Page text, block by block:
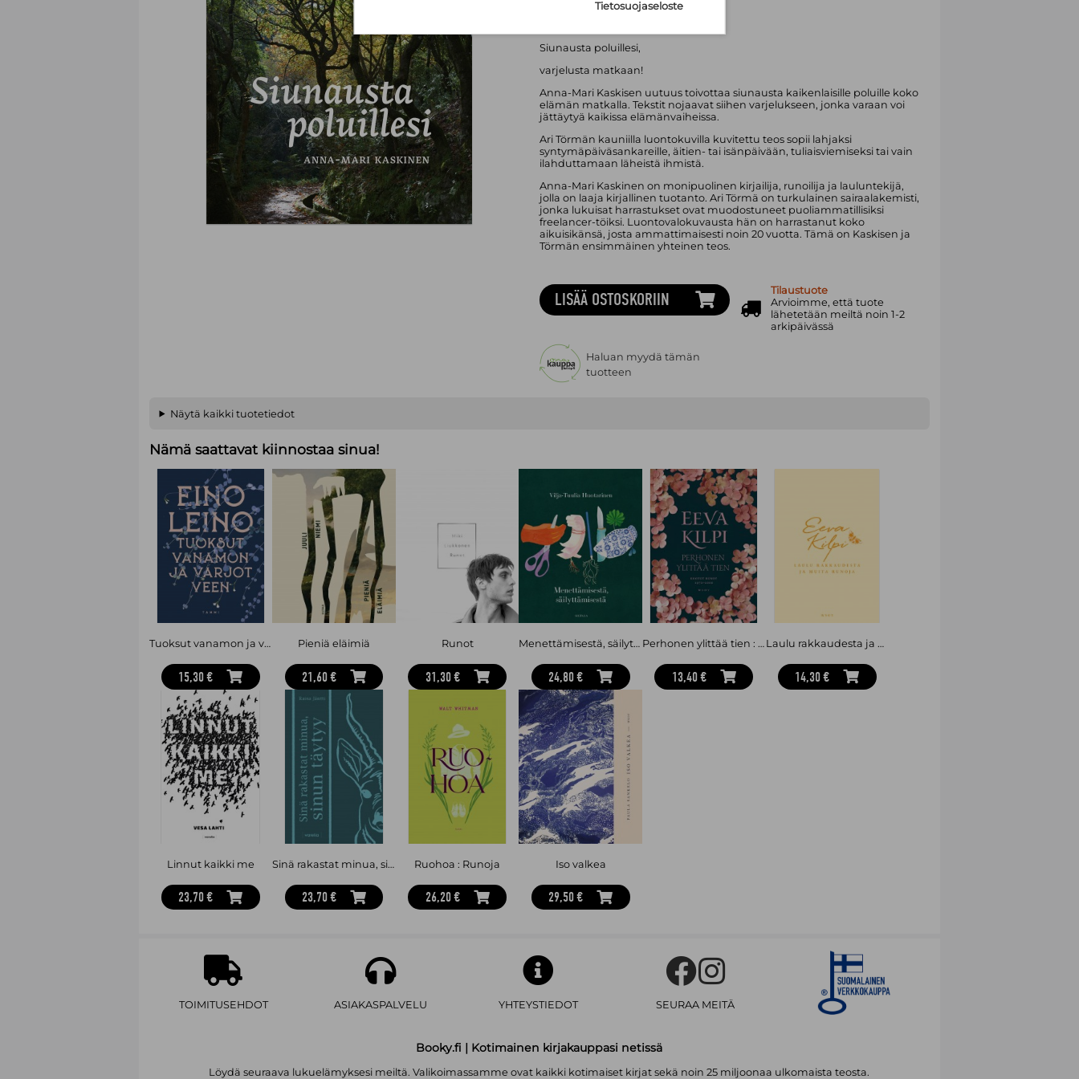
Julkaisuvuosi:2026 (lisätietoa
Siunausta poluillesi,
varjelusta matkaan!
Anna-Mari Kaskisen uutuus toivottaa siunausta kaikenlaisille poluille koko
elämän matkalla. Tekstit nojaavat siihen varjelukseen, jonka varaan voi
jättäytyä kaikissa elämänvaiheissa.
Ari Törmän kauniilla luontokuvilla kuvitettu teos sopii lahjaksi
syntymäpäiväsankareille, äitien- tai isänpäivään, tuliaisviemiseksi tai vain
ilahduttamaan läheistä ihmistä.
Anna-Mari Kaskinen on monipuolinen kirjailija, runoilija ja lauluntekijä,
jolla on laaja kirjallinen tuotanto. Ari Törmä on turkulainen sairaalakemisti,
jonka lukuisat harrastukset ovat muodostuneet puoliammatillisiksi
freelancer-töiksi. Luontovalokuvausta hän on harrastanut koko
aikuisikänsä, josta ammattimaisesti noin 20 vuotta. Tämä on Kaskisen ja
Törmän ensimmäinen yhteinen teos.
LISÄÄ OSTOSKORIIN
Tilaustuote
Arvioimme, että tuote
lähetetään meiltä noin 1-2
arkipäivässä
Haluan myydä tämän
tuotteen
Näytä kaikki tuotetiedot
Nämä saattavat kiinnostaa sinua!
Tuoksut vanamon ja varjot veen : Valikoima runoja
15,30 €
Pieniä eläimiä
21,60 €
Runot
31,30 €
Menettämisestä, säilyttämisestä
24,80 €
Perhonen ylittää tien : Kootut runot 1972-2000
13,40 €
Laulu rakkaudesta ja muita runoja
14,30 €
Linnut kaikki me
23,70 €
Sinä rakastat minua, sinun täytyy
23,70 €
Ruohoa : Runoja
26,20 €
Iso valkea
29,50 €
TOIMITUSEHDOT ASIAKASPALVELU YHTEYSTIEDOT SEURAA MEITÄ
Booky.fi | Kotimainen kirjakauppasi netissä
Löydä seuraava lukuelämyksesi meiltä. Valikoimassamme ovat kaikki kotimaiset kirjat sekä noin 25 miljoonaa ulkomaista teosta.
Tietosuojaseloste